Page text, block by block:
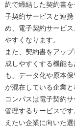
約で締結した契約書
子契約サービスと連
め、電子契約サービ
やすくなります。
また、契約書をアッ
成しやすくする機能
も、データ化や原本
が混在している企業と
コンパスは電子契約
管理するサービスで
えたい企業に向いた選